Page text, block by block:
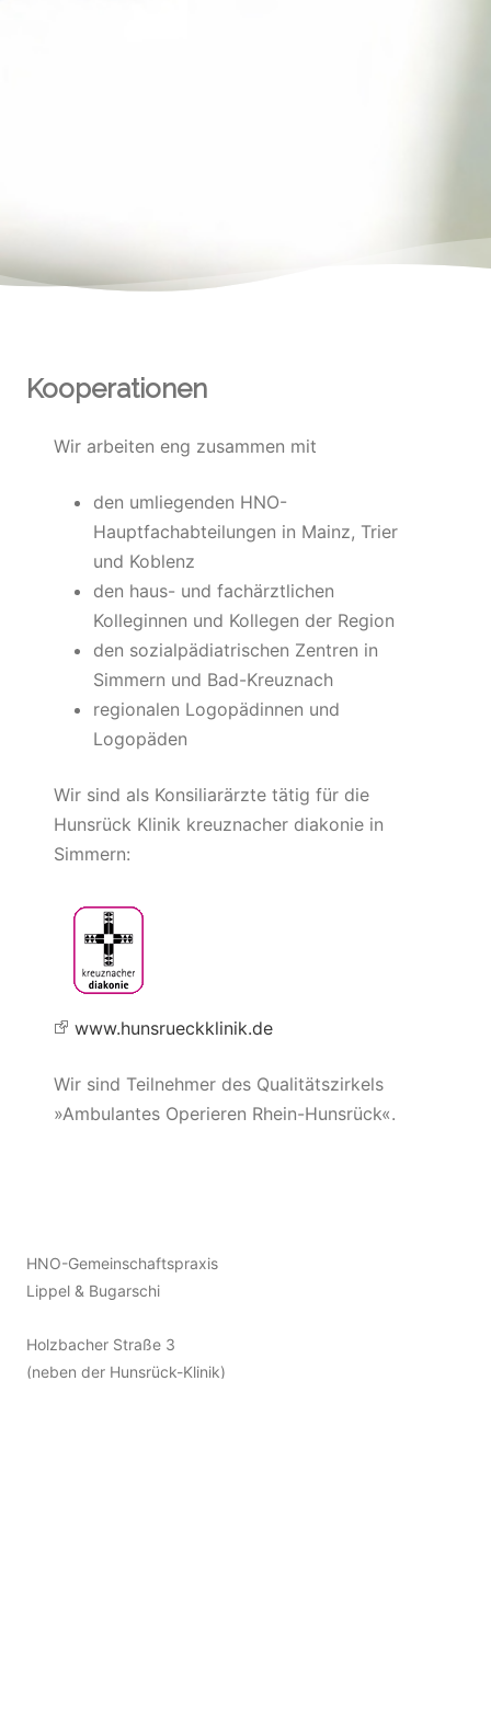
Kooperationen
Wir arbeiten eng zusammen mit
den umliegenden HNO-
Hauptfachabteilungen in Mainz, Trier
und Koblenz
den haus- und fachärztlichen
Kolleginnen und Kollegen der Region
den sozialpädiatrischen Zentren in
Simmern und Bad-Kreuznach
regionalen Logopädinnen und
Logopäden
Wir sind als Konsiliarärzte tätig für die
Hunsrück Klinik kreuznacher diakonie in
Simmern:
www.hunsrueckklinik.de
Wir sind Teilnehmer des Qualitätszirkels
»Ambulantes Operieren Rhein-Hunsrück«.
HNO-Gemeinschaftspraxis
Lippel & Bugarschi
Holzbacher Straße 3
(neben der Hunsrück-Klinik)